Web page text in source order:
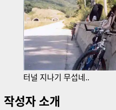
터널 지나기 무섭네..
작성자 소개